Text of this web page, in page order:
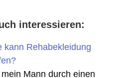
interessieren:
kann Rehabekleidung
Mann durch einen